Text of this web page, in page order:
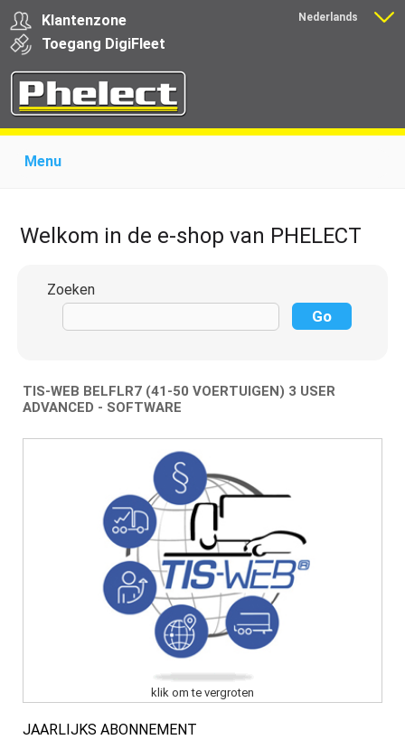
Klantenzone
Toegang DigiFleet
Nederlands
Menu
Producten voor transporteurs
Opleiding
Nieuws
Download
Welkom in de e-shop van PHELECT
Zoeken
TIS-WEB BELFLR7 (41-50 VOERTUIGEN) 3 USER
ADVANCED - SOFTWARE
klik om te vergroten
JAARLIJKS ABONNEMENT